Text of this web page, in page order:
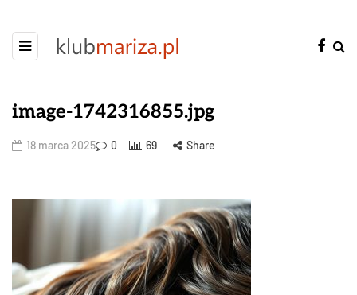
image-1742316855.jpg
18 marca 2025 0 69 Share